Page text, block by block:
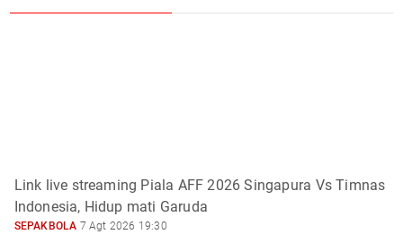
Link live streaming Piala AFF 2026 Singapura Vs Timnas
Indonesia, Hidup mati Garuda
SEPAKBOLA 7 Agt 2026 19:30